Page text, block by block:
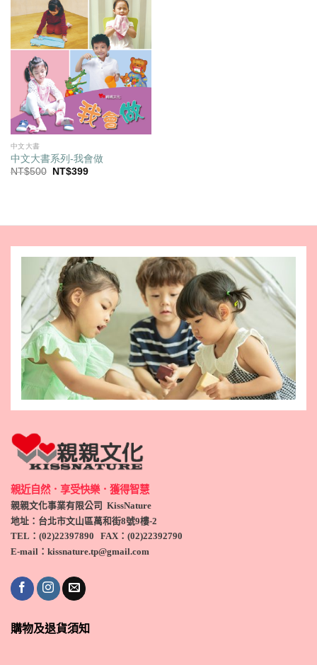
中文大書
中文大書系列-我會做
NT$500
原
NT$399目
親近自然．享受快樂．獲得智慧
親親文化事業有限公司 KissNature
地址：台北市文山區萬和街8號9樓-2
TEL ：(02)22397890 FAX：(02)22392790
E-mail：kissnature.tp@gmail.com
購物及退貨須知